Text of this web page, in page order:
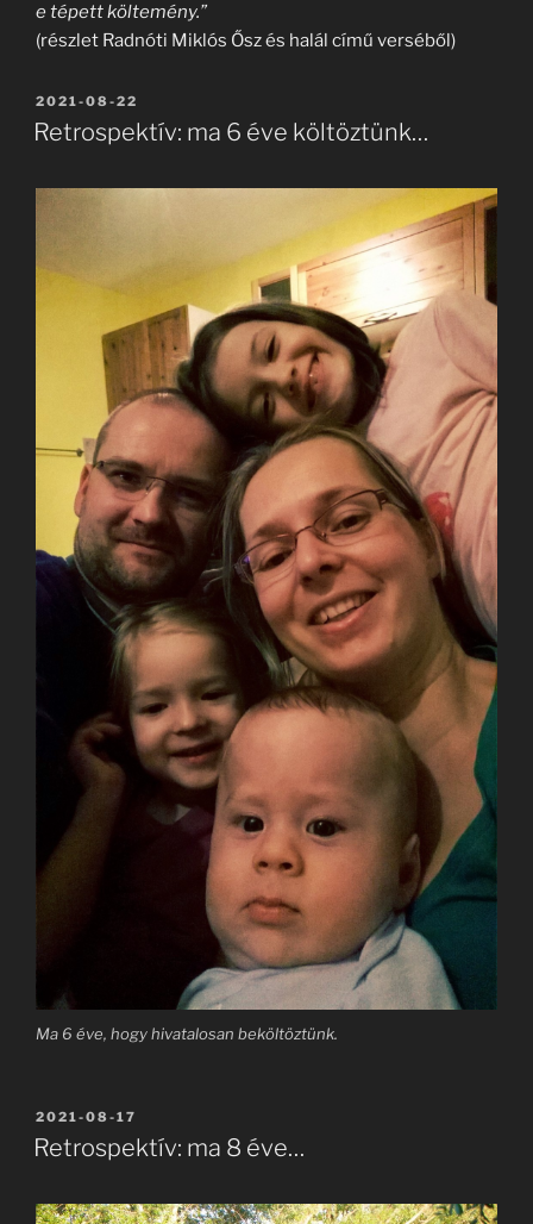
e tépett költemény.”
(részlet Radnóti Miklós Ősz és halál című verséből)
BEKÜLDVE:
2021-08-22
Retrospektív: ma 6 éve költöztünk…
Ma 6 éve, hogy hivatalosan beköltöztünk.
BEKÜLDVE:
2021-08-17
Retrospektív: ma 8 éve…